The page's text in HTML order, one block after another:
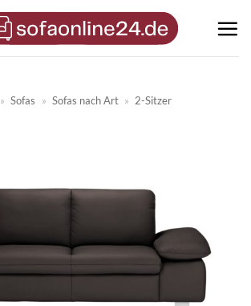
» Sofas » Sofas nach Art » 2-Sitzer